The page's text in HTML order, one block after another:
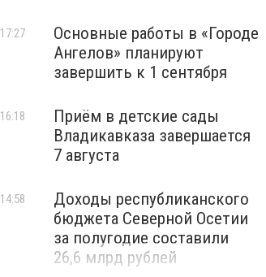
Основные работы в «Городе
Ангелов» планируют
завершить к 1 сентября
17:27
Приём в детские сады
Владикавказа завершается
7 августа
16:18
Доходы республиканского
бюджета Северной Осетии
за полугодие составили
26,6 млрд рублей
14:58